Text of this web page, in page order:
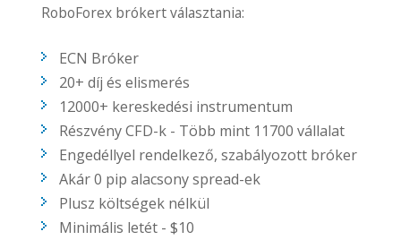
RoboForex brókert választania:
ECN Bróker
20+ díj és elismerés
12000+ kereskedési instrumentum
Részvény CFD-k - Több mint 11700 vállalat
Engedéllyel rendelkező, szabályozott bróker
Akár 0 pip alacsony spread-ek
Plusz költségek nélkül
Minimális letét - $10